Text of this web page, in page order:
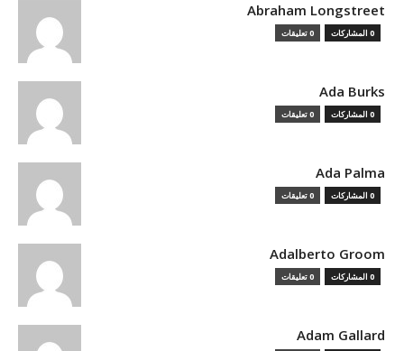
Abraham Longstreet
0 المشاركات 0 تعليقات
Ada Burks
0 المشاركات 0 تعليقات
Ada Palma
0 المشاركات 0 تعليقات
Adalberto Groom
0 المشاركات 0 تعليقات
Adam Gallard